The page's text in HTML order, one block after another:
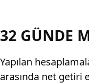
32 GÜNDE
Yapılan
arasında net getiri